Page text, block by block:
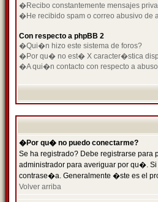
�Recibo constantemente mensajes
�He recibido spam o correo abusivo de
Con respecto a phpBB 2
�Qui�n hizo este sistema de foros?
�Por qu� no est� X caracter�stica
�A qui�n contacto con respecto a
�Por qu� no puedo conectarme?
Se ha registrado? Debe registrarse
administrador para averiguar por qu�.
contrase�a. Generalmente �ste es el
Volver arriba